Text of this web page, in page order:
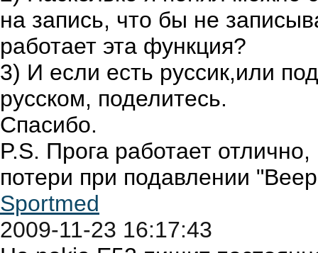
на запись, что бы не
работает эта функция?
3) И если есть руссик,или
русском, поделитесь.
Спасибо.
P.S. Прога работает
потери при подавлении
Sportmed
2009-11-23 16:17:43